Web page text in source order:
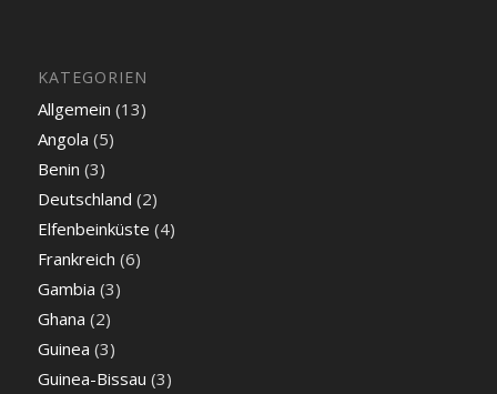
KATEGORIEN
Allgemein (13)
Angola (5)
Benin (3)
Deutschland (2)
Elfenbeinküste (4)
Frankreich (6)
Gambia (3)
Ghana (2)
Guinea (3)
Guinea-Bissau (3)